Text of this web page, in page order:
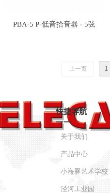
PBA-5 P-低音拾音器 - 5弦
上一页 1
快捷导航
——
关于我们
产品中心
小海豚艺术学校
泾河工业园